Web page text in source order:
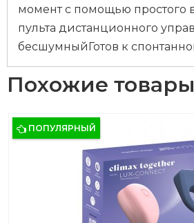
момент с помощью простого
пульта дистанционного
бесшумныйГотов к
Похожие товары
ПОПУЛЯРНЫЙ